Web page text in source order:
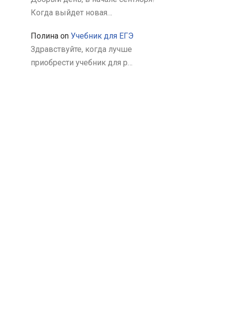
Когда выйдет новая…
Полина on Учебник для ЕГЭ
Здравствуйте, когда лучше
приобрести учебник для р…